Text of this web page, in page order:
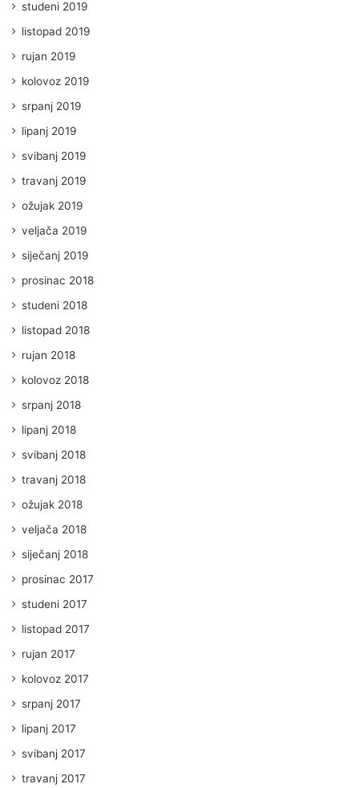
studeni 2019
listopad 2019
rujan 2019
kolovoz 2019
srpanj 2019
lipanj 2019
svibanj 2019
travanj 2019
ožujak 2019
veljača 2019
siječanj 2019
prosinac 2018
studeni 2018
listopad 2018
rujan 2018
kolovoz 2018
srpanj 2018
lipanj 2018
svibanj 2018
travanj 2018
ožujak 2018
veljača 2018
siječanj 2018
prosinac 2017
studeni 2017
listopad 2017
rujan 2017
kolovoz 2017
srpanj 2017
lipanj 2017
svibanj 2017
travanj 2017